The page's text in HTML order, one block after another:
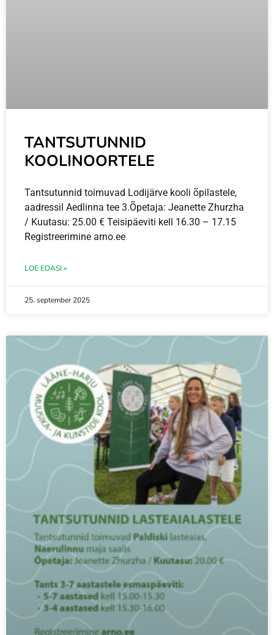
TANTSUTUNNID
KOOLINOORTELE
Tantsutunnid toimuvad Lodijärve kooli õpilastele,
aadressil Aedlinna tee 3.Õpetaja: Jeanette Zhurzha
/ Kuutasu: 25.00 € Teisipäeviti kell 16.30 – 17.15
Registreerimine arno.ee
LOE EDASI »
25. september 2025